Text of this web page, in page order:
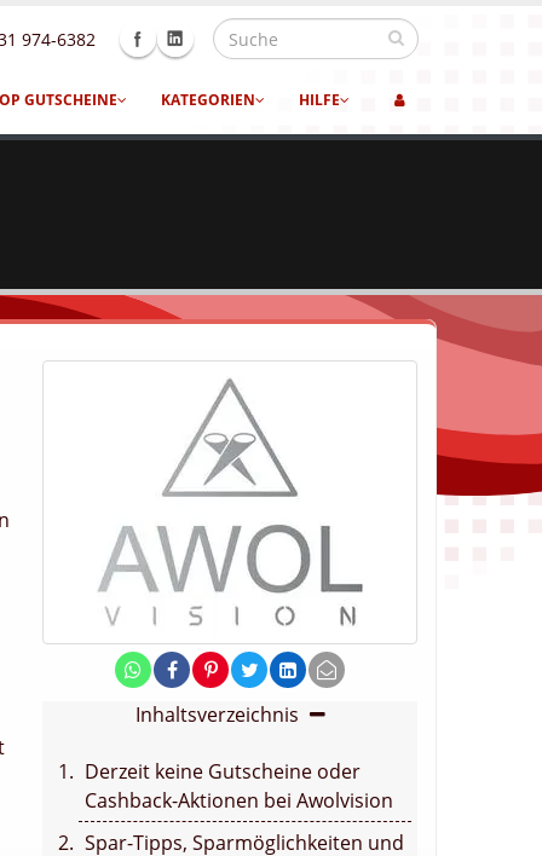
974-6382
GUTSCHEINE KATEGORIEN HILFE
Inhaltsverzeichnis
Derzeit keine Gutscheine oder
Cashback-Aktionen bei Awolvision
Spar-Tipps, Sparmöglichkeiten und